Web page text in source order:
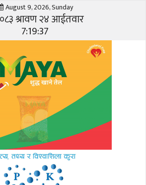
August 9, 2026, Sunday
श्रावण २४ आईतवार
7:19:37